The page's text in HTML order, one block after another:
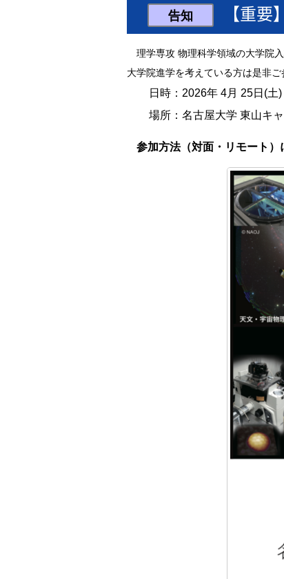
告知 【重
理学専攻 物理科学領域の大学院
大学院進学を考えている方は是非ご
日時：2026年 4月 25日(土)
場所：名古屋大学 東山キャ
参加方法（対面・リモート）